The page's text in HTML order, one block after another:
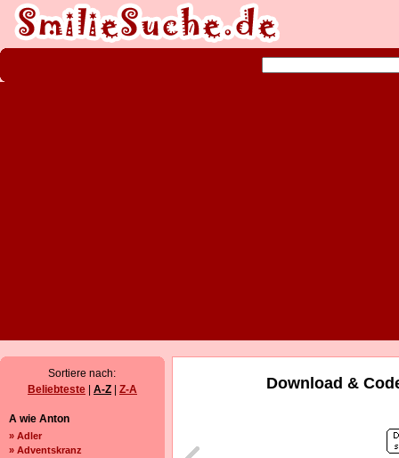
Sortiere nach:
Beliebteste
A-Z Z-A
A wie Anton
» Adler
» Adventskranz
Download &